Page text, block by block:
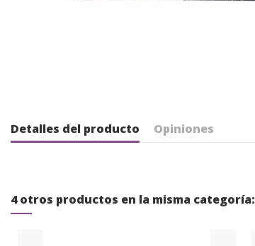
Detalles del producto Opiniones
4 otros productos en la misma categoría: